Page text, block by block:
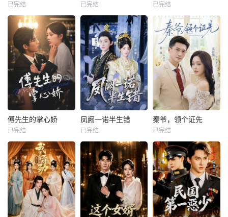
已完结 已完结 已完结
傅先生的掌心娇
已完结
凤阙一诺半生错
已完结
秦爷，领个证先
已完结